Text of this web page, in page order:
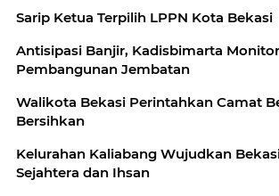
Sarip Ketua Terpilih LPPN Kota Bekasi
Antisipasi Banjir, Kadisbimarta
Pembangunan Jembatan
Walikota Bekasi Perintahkan Camat
Bersihkan
Kelurahan Kaliabang Wujudkan
Sejahtera dan Ihsan